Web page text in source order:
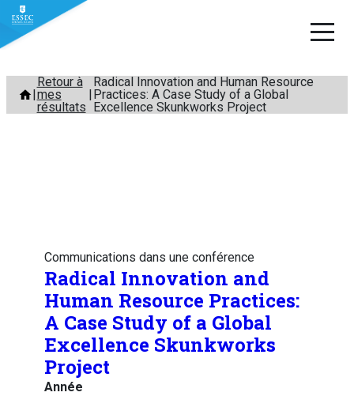
Aller
contenu
Retour à
mes
résultats
Radical Innovation and Human Resource
Practices: A Case Study of a Global
Excellence Skunkworks Project
Communications dans une conférence
Radical Innovation and
Human Resource Practices:
A Case Study of a Global
Excellence Skunkworks
Project
Année